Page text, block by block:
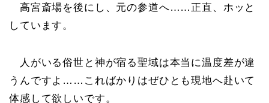
高宮斎場を後にし、元の参道へ……正直、ホッと
しています。
人がいる俗世と神が宿る聖域は本当に温度差が違
うんですよ……こればかりはぜひとも現地へ赴いて
体感して欲しいです。